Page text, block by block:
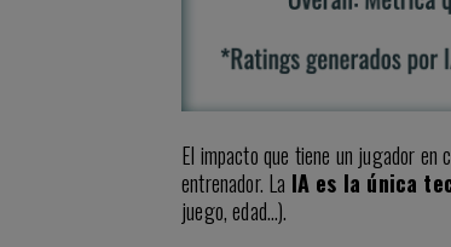
El impacto que tiene un jugador
entrenador. La IA es la única
juego, edad…).